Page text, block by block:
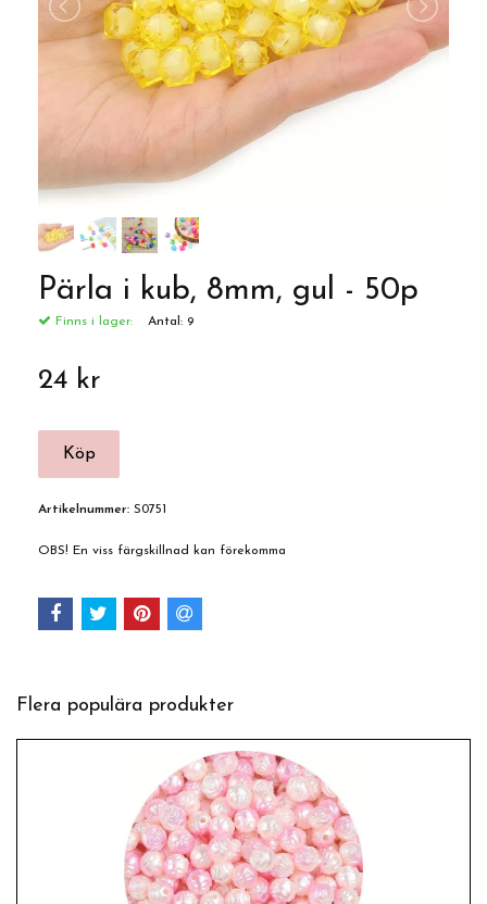
Pärla i kub, 8mm, gul - 50p
Finns i lager: Antal: 9
24 kr
Artikelnummer: S0751
OBS! En viss färgskillnad kan förekomma
Flera populära produkter